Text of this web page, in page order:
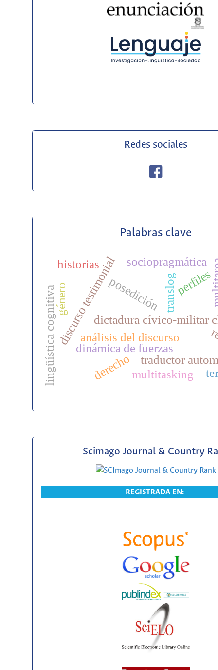
Redes sociales
Palabras clave
dinámica de fuerzas
discurso testimonialdictadura cívico-militar
lingüística cognitiva análisis del discurso
posedición
traductor
translog
sociopragmática
derecho
género
historias
multitasking
perfiles
Scimago Journal & Country
REGISTRADA EN: